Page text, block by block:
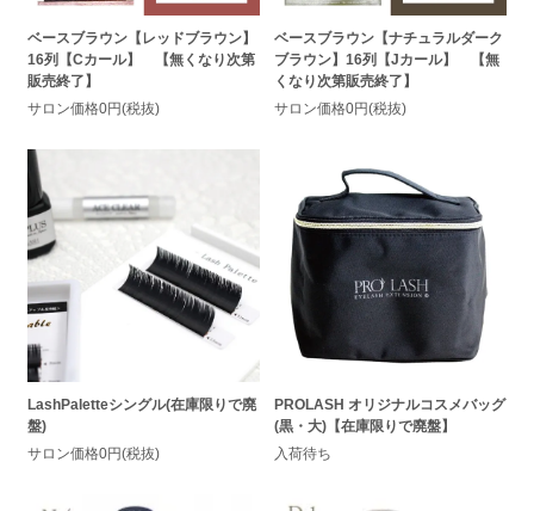
ベースブラウン【レッドブラウン】
16列【Cカール】 【無くなり次第
販売終了】
サロン価格0円(税抜)
ベースブラウン【ナチュラルダーク
ブラウン】16列【Jカール】 【無
くなり次第販売終了】
サロン価格0円(税抜)
LashPaletteシングル(在庫限りで廃
盤)
サロン価格0円(税抜)
PROLASH オリジナルコスメバッグ
(黒・大)【在庫限りで廃盤】
入荷待ち